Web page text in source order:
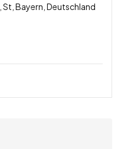
Bayern, Deutschland